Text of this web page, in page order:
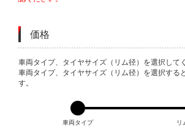
価格
VARIATIONS
車両タイプ、タイヤサイズ（リム径）を選択して
車両タイプ、タイヤサイズ（リム径）を選択する
す。
車両タイプ リ